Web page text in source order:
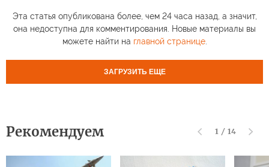
Эта статья опубликована более, чем 24 часа назад, а значит,
она недоступна для комментирования. Новые материалы вы
можете найти на главной странице.
ЗАГРУЗИТЬ ЕЩЕ
Рекомендуем 1 / 14